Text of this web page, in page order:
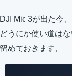
DJI Mic 3が出た今
どうにか使い道は
留めておきます。